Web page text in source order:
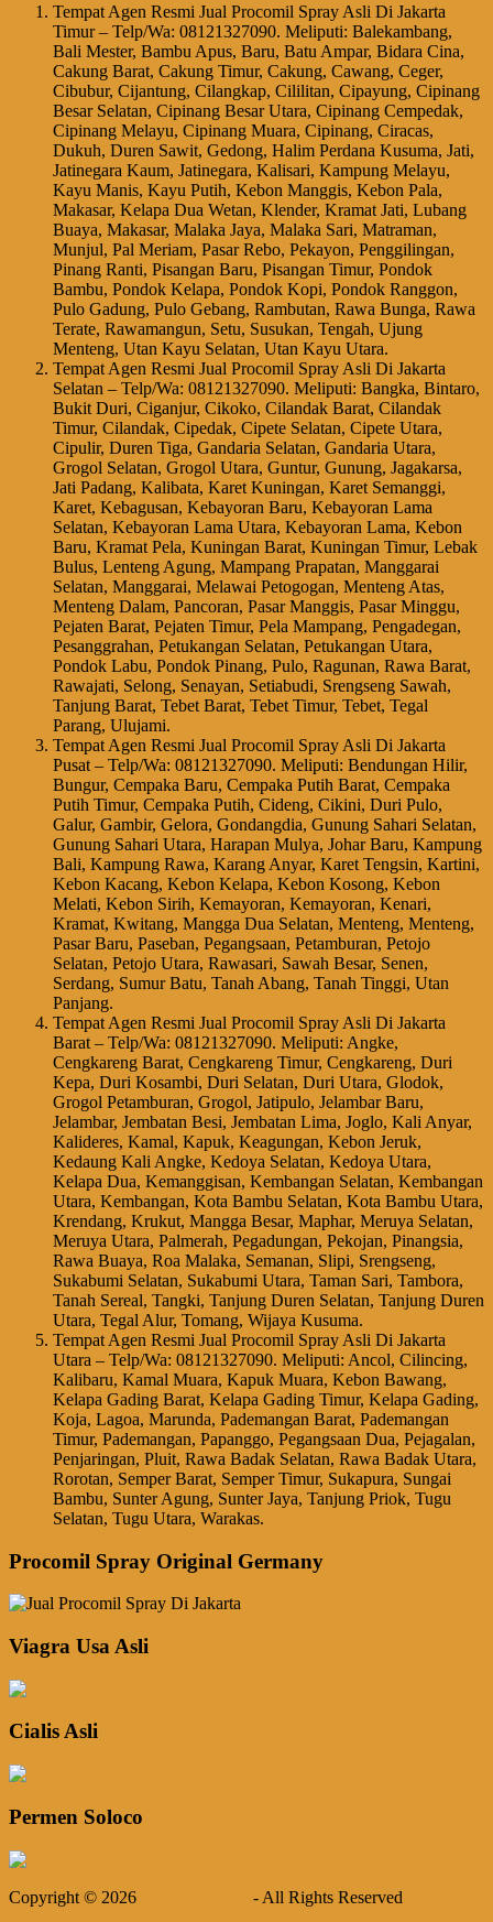
Tempat Agen Resmi Jual Procomil Spray Asli Di Jakarta
Timur – Telp/Wa: 08121327090. Meliputi: Balekambang,
Bali Mester, Bambu Apus, Baru, Batu Ampar, Bidara Cina,
Cakung Barat, Cakung Timur, Cakung, Cawang, Ceger,
Cibubur, Cijantung, Cilangkap, Cililitan, Cipayung, Cipinang
Besar Selatan, Cipinang Besar Utara, Cipinang Cempedak,
Cipinang Melayu, Cipinang Muara, Cipinang, Ciracas,
Dukuh, Duren Sawit, Gedong, Halim Perdana Kusuma, Jati,
Jatinegara Kaum, Jatinegara, Kalisari, Kampung Melayu,
Kayu Manis, Kayu Putih, Kebon Manggis, Kebon Pala,
Makasar, Kelapa Dua Wetan, Klender, Kramat Jati, Lubang
Buaya, Makasar, Malaka Jaya, Malaka Sari, Matraman,
Munjul, Pal Meriam, Pasar Rebo, Pekayon, Penggilingan,
Pinang Ranti, Pisangan Baru, Pisangan Timur, Pondok
Bambu, Pondok Kelapa, Pondok Kopi, Pondok Ranggon,
Pulo Gadung, Pulo Gebang, Rambutan, Rawa Bunga, Rawa
Terate, Rawamangun, Setu, Susukan, Tengah, Ujung
Menteng, Utan Kayu Selatan, Utan Kayu Utara.
Tempat Agen Resmi Jual Procomil Spray Asli Di Jakarta
Selatan – Telp/Wa: 08121327090. Meliputi: Bangka, Bintaro,
Bukit Duri, Ciganjur, Cikoko, Cilandak Barat, Cilandak
Timur, Cilandak, Cipedak, Cipete Selatan, Cipete Utara,
Cipulir, Duren Tiga, Gandaria Selatan, Gandaria Utara,
Grogol Selatan, Grogol Utara, Guntur, Gunung, Jagakarsa,
Jati Padang, Kalibata, Karet Kuningan, Karet Semanggi,
Karet, Kebagusan, Kebayoran Baru, Kebayoran Lama
Selatan, Kebayoran Lama Utara, Kebayoran Lama, Kebon
Baru, Kramat Pela, Kuningan Barat, Kuningan Timur, Lebak
Bulus, Lenteng Agung, Mampang Prapatan, Manggarai
Selatan, Manggarai, Melawai Petogogan, Menteng Atas,
Menteng Dalam, Pancoran, Pasar Manggis, Pasar Minggu,
Pejaten Barat, Pejaten Timur, Pela Mampang, Pengadegan,
Pesanggrahan, Petukangan Selatan, Petukangan Utara,
Pondok Labu, Pondok Pinang, Pulo, Ragunan, Rawa Barat,
Rawajati, Selong, Senayan, Setiabudi, Srengseng Sawah,
Tanjung Barat, Tebet Barat, Tebet Timur, Tebet, Tegal
Parang, Ulujami.
Tempat Agen Resmi Jual Procomil Spray Asli Di Jakarta
Pusat – Telp/Wa: 08121327090. Meliputi: Bendungan Hilir,
Bungur, Cempaka Baru, Cempaka Putih Barat, Cempaka
Putih Timur, Cempaka Putih, Cideng, Cikini, Duri Pulo,
Galur, Gambir, Gelora, Gondangdia, Gunung Sahari Selatan,
Gunung Sahari Utara, Harapan Mulya, Johar Baru, Kampung
Bali, Kampung Rawa, Karang Anyar, Karet Tengsin, Kartini,
Kebon Kacang, Kebon Kelapa, Kebon Kosong, Kebon
Melati, Kebon Sirih, Kemayoran, Kemayoran, Kenari,
Kramat, Kwitang, Mangga Dua Selatan, Menteng, Menteng,
Pasar Baru, Paseban, Pegangsaan, Petamburan, Petojo
Selatan, Petojo Utara, Rawasari, Sawah Besar, Senen,
Serdang, Sumur Batu, Tanah Abang, Tanah Tinggi, Utan
Panjang.
Tempat Agen Resmi Jual Procomil Spray Asli Di Jakarta
Barat – Telp/Wa: 08121327090. Meliputi: Angke,
Cengkareng Barat, Cengkareng Timur, Cengkareng, Duri
Kepa, Duri Kosambi, Duri Selatan, Duri Utara, Glodok,
Grogol Petamburan, Grogol, Jatipulo, Jelambar Baru,
Jelambar, Jembatan Besi, Jembatan Lima, Joglo, Kali Anyar,
Kalideres, Kamal, Kapuk, Keagungan, Kebon Jeruk,
Kedaung Kali Angke, Kedoya Selatan, Kedoya Utara,
Kelapa Dua, Kemanggisan, Kembangan Selatan, Kembangan
Utara, Kembangan, Kota Bambu Selatan, Kota Bambu Utara,
Krendang, Krukut, Mangga Besar, Maphar, Meruya Selatan,
Meruya Utara, Palmerah, Pegadungan, Pekojan, Pinangsia,
Rawa Buaya, Roa Malaka, Semanan, Slipi, Srengseng,
Sukabumi Selatan, Sukabumi Utara, Taman Sari, Tambora,
Tanah Sereal, Tangki, Tanjung Duren Selatan, Tanjung Duren
Utara, Tegal Alur, Tomang, Wijaya Kusuma.
Tempat Agen Resmi Jual Procomil Spray Asli Di Jakarta
Utara – Telp/Wa: 08121327090. Meliputi: Ancol, Cilincing,
Kalibaru, Kamal Muara, Kapuk Muara, Kebon Bawang,
Kelapa Gading Barat, Kelapa Gading Timur, Kelapa Gading,
Koja, Lagoa, Marunda, Pademangan Barat, Pademangan
Timur, Pademangan, Papanggo, Pegangsaan Dua, Pejagalan,
Penjaringan, Pluit, Rawa Badak Selatan, Rawa Badak Utara,
Rorotan, Semper Barat, Semper Timur, Sukapura, Sungai
Bambu, Sunter Agung, Sunter Jaya, Tanjung Priok, Tugu
Selatan, Tugu Utara, Warakas.
Procomil Spray Original Germany
Viagra Usa Asli
Cialis Asli
Permen Soloco
Copyright © 2026 - All Rights Reserved